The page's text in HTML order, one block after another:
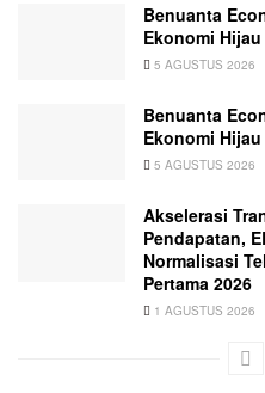
Benuanta
Ekonomi
5 AGUSTUS 2026
Benuanta
Ekonomi
5 AGUSTUS 2026
Akselerasi
Pendapatan,
Normalisasi
Pertama 2026
1 AGUSTUS 2026